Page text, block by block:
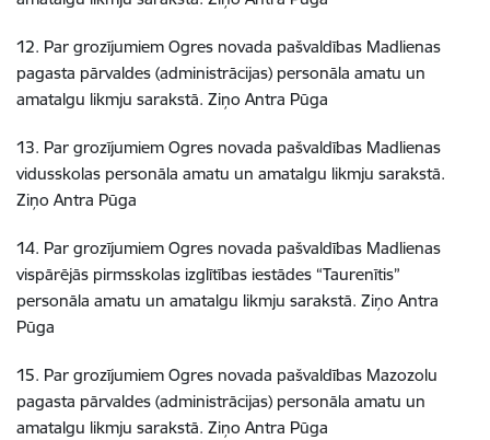
12. Par grozījumiem Ogres novada pašvaldības Madlienas
pagasta pārvaldes (administrācijas) personāla amatu un
amatalgu likmju sarakstā. Ziņo Antra Pūga
13. Par grozījumiem Ogres novada pašvaldības Madlienas
vidusskolas personāla amatu un amatalgu likmju sarakstā.
Ziņo Antra Pūga
14. Par grozījumiem Ogres novada pašvaldības Madlienas
vispārējās pirmsskolas izglītības iestādes “Taurenītis”
personāla amatu un amatalgu likmju sarakstā. Ziņo Antra
Pūga
15. Par grozījumiem Ogres novada pašvaldības Mazozolu
pagasta pārvaldes (administrācijas) personāla amatu un
amatalgu likmju sarakstā. Ziņo Antra Pūga